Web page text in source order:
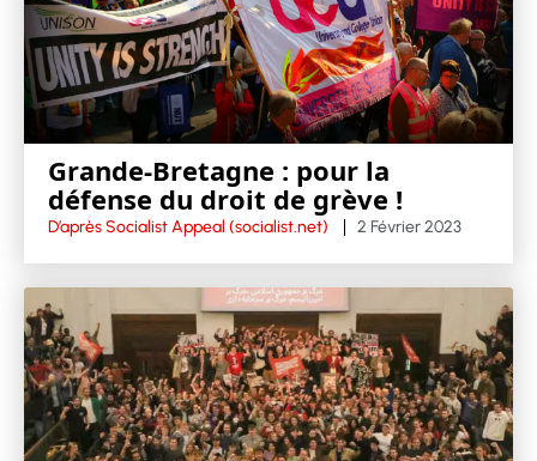
Grande-Bretagne : pour la
défense du droit de grève !
D’après Socialist Appeal (socialist.net) 2 Février 2023